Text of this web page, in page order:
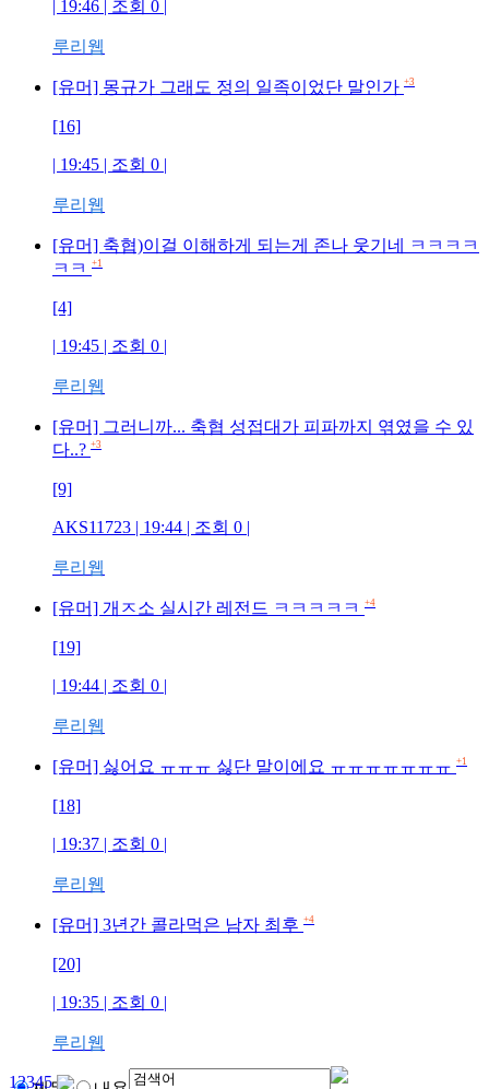
| 19:46 | 조회 0 |
루리웹
[유머] 몽규가 그래도 정의 일족이었단 말인가 +3
[16]
| 19:45 | 조회 0 |
루리웹
[유머] 축협)이걸 이해하게 되는게 존나 웃기네 ㅋㅋㅋㅋ
ㅋㅋ
+1
[4]
| 19:45 | 조회 0 |
루리웹
[유머] 그러니까... 축협 성접대가 피파까지 엮였을 수 있
다..? +3
[9]
AKS11723 | 19:44 | 조회 0 |
루리웹
[유머] 개ㅈ소 실시간 레전드 ㅋㅋㅋㅋㅋ +4
[19]
| 19:44 | 조회 0 |
루리웹
[유머] 싫어요 ㅠㅠㅠ 싫단 말이에요 ㅠㅠㅠㅠㅠㅠㅠ +1
[18]
| 19:37 | 조회 0 |
루리웹
[유머] 3년간 콜라먹은 남자 최후 +4
[20]
| 19:35 | 조회 0 |
루리웹
12345